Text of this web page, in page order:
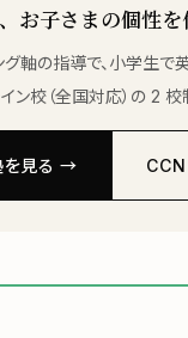
お子さまの個性を
グ軸の指導で、小学生
ン校（全国対応）の 2 校
を見る → CCN